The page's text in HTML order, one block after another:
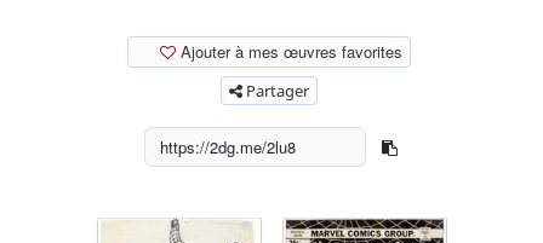
Ajouter à mes œuvres favorites
Partager